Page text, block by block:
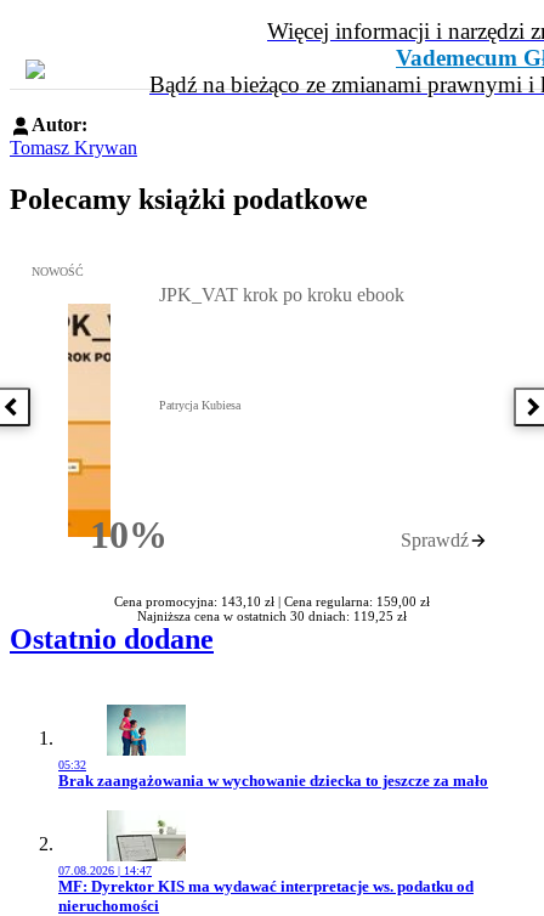
Więcej informacji i narzędzi
Vademecum
Bądź na bieżąco ze zmianami prawnymi
Autor:
Tomasz Krywan
Polecamy książki podatkowe
Poprzednia książka
Przejdź do: JPK_VAT krok po kroku ebook, Patrycja Kubiesa -
NOWOŚĆ
10%Rabatu
JPK_VAT krok po kroku ebook
Patrycja Kubiesa
Sprawdź
Cena promocyjna: 143,10 zł | Cena regularna: 159,00 zł
Najniższa cena w ostatnich 30 dniach: 119,25 zł
Ostatnio dodane
05:32
Przejdź do artykułu:
Brak zaangażowania w wychowanie dziecka to jeszcze za mało
07.08.2026 | 14:47
Przejdź do artykułu:
MF: Dyrektor KIS ma wydawać interpretacje ws. podatku od
nieruchomości